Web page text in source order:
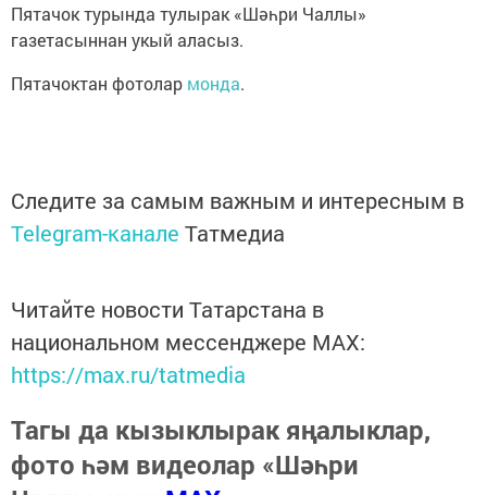
Пятачок турында тулырак «Шәһри Чаллы»
газетасыннан укый аласыз.
Пятачоктан фотолар монда.
Следите за самым важным и интересным в
Telegram-канале Татмедиа
Читайте новости Татарстана в
национальном мессенджере MАХ:
https://max.ru/tatmedia
Тагы да кызыклырак яңалыклар,
фото һәм видеолар «Шәһри